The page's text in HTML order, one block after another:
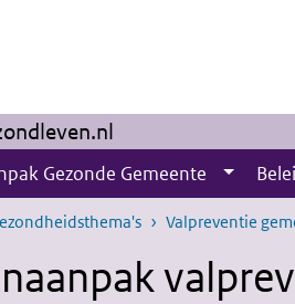
Gezonde Gemeente
Valpreventie